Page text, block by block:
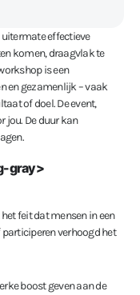
uitermate effectieve
komen, draagvlak te
is een
en gezamenlijk – vaak
of doel. De event,
jou. De duur kan
gray>
feit dat mensen in een
verhoogd het
boost geven aan de